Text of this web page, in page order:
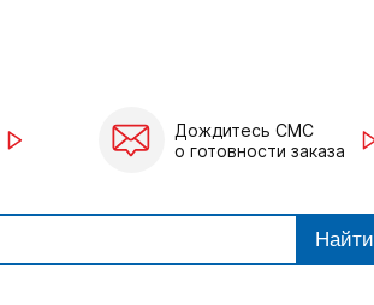
Дождитесь СМС
о готовности заказа
Найти